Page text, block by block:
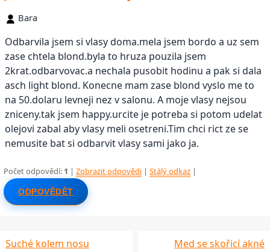
Bara
Odbarvila jsem si vlasy doma.mela jsem bordo a uz sem
zase chtela blond.byla to hruza pouzila jsem
2krat.odbarvovac.a nechala pusobit hodinu a pak si dala
asch light blond. Konecne mam zase blond vyslo me to
na 50.dolaru levneji nez v salonu. A moje vlasy nejsou
zniceny.tak jsem happy.urcite je potreba si potom udelat
olejovi zabal aby vlasy meli osetreni.Tim chci rict ze se
nemusite bat si odbarvit vlasy sami jako ja.
Počet odpovědí: 1 |Zobrazit odpovědi |Stálý odkaz |
ODPOVĚDĚT
Suché kolem nosu Med se skořicí akné